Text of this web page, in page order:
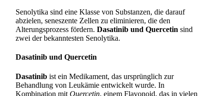
Senolytika sind eine Klasse von Substanzen, die darauf
abzielen, seneszente Zellen zu eliminieren, die den
Alterungsprozess fördern. Dasatinib und Quercetin sind
zwei der bekanntesten Senolytika.
Dasatinib und Quercetin
Dasatinib ist ein Medikament, das ursprünglich zur
Behandlung von Leukämie entwickelt wurde. In
Kombination mit Quercetin, einem Flavonoid, das in vielen